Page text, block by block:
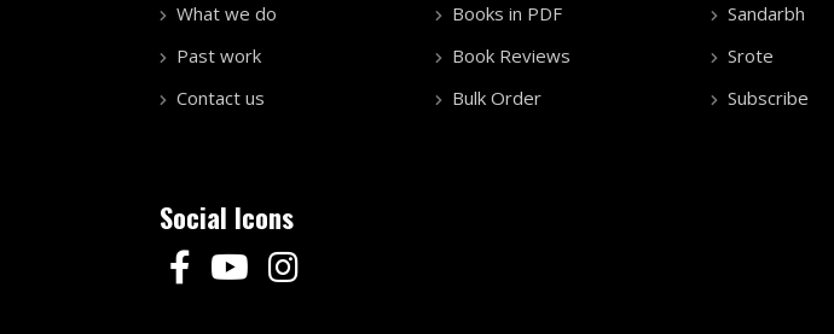
What we do
Past work
Contact us
Books in PDF
Book Reviews
Bulk Order
Sandarbh
Srote
Subscribe
Social Icons